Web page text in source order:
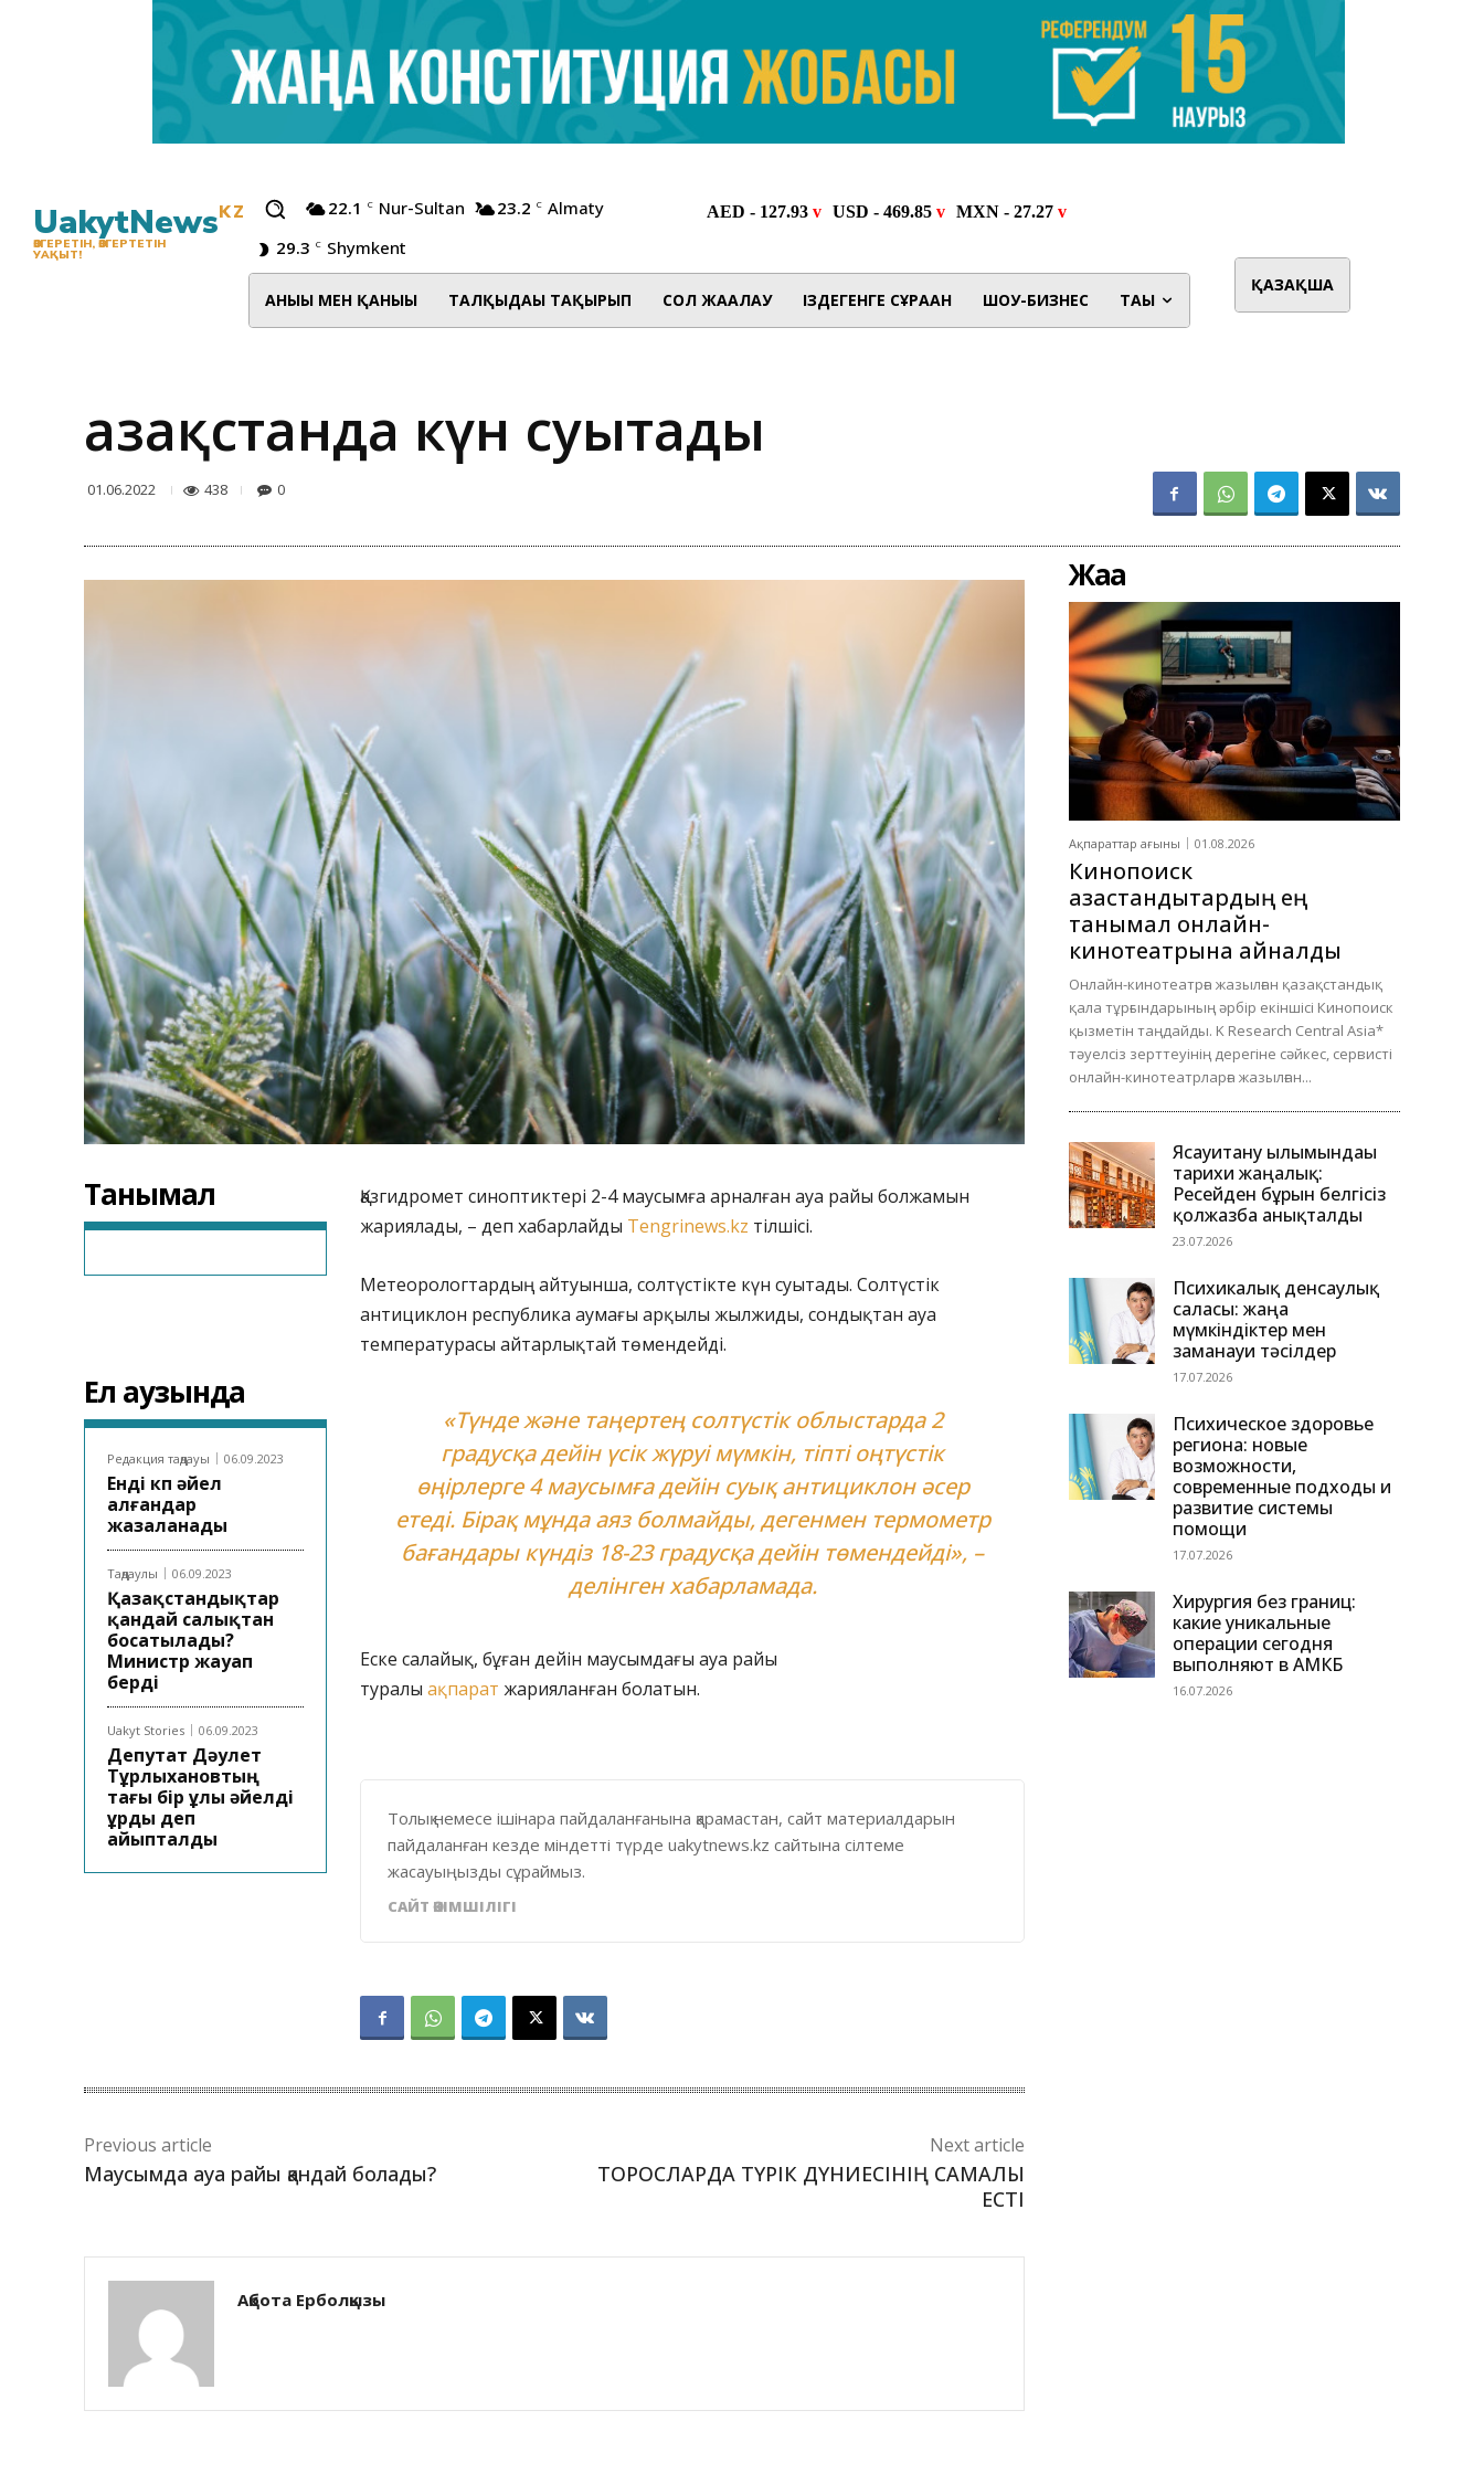
UakytNewsKZ
ӨЗГЕРЕТІН, ӨЗГЕРТЕТІН
УАҚЫТ!
22.1 C Nur-Sultan 23.2 C Almaty
29.3 C Shymkent
АНЫҒЫ МЕН ҚАНЫҒЫ ТАЛҚЫДАҒЫ ТАҚЫРЫП СОЛ ЖАҒАЛАУ ІЗДЕГЕНГЕ СҰРАҒАН ШОУ-БИЗНЕС ТАҒЫ
ҚАЗАҚША
Қазақстанда күн суытады
01.06.2022 438 0
Танымал
Ел аузында
Редакция таңдауы 06.09.2023
Енді көп әйел
алғандар
жазаланады
Таңдаулы 06.09.2023
Қазақстандықтар
қандай салықтан
босатылады?
Министр жауап
берді
Uakyt Stories 06.09.2023
Депутат Дәулет
Тұрлыхановтың
тағы бір ұлы әйелді
ұрды деп
айыпталды
Қазгидромет синоптиктері 2-4 маусымға арналған ауа райы болжамын
жариялады, – деп хабарлайды Tengrinews.kz тілшісі.
Метеорологтардың айтуынша, солтүстікте күн суытады. Солтүстік
антициклон республика аумағы арқылы жылжиды, сондықтан ауа
температурасы айтарлықтай төмендейді.
«Түнде және таңертең солтүстік облыстарда 2
градусқа дейін үсік жүруі мүмкін, тіпті оңтүстік
өңірлерге 4 маусымға дейін суық антициклон әсер
етеді. Бірақ мұнда аяз болмайды, дегенмен термометр
бағандары күндіз 18-23 градусқа дейін төмендейді», –
делінген хабарламада.
Еске салайық, бұған дейін маусымдағы ауа райы
туралы ақпарат жарияланған болатын.
Толық немесе ішінара пайдаланғанына қарамастан, сайт материалдарын
пайдаланған кезде міндетті түрде uakytnews.kz сайтына сілтеме
жасауыңызды сұраймыз.
САЙТ ӘКІМШІЛІГІ
Previous article
Маусымда ауа райы қандай болады?
Next article
ТОРОСЛАРДА ТҮРІК ДҮНИЕСІНІҢ САМАЛЫ
ЕСТІ
Ақбота Ерболқызы
Жаңа
Ақпараттар ағыны 01.08.2026
Кинопоиск
қазақстандықтардың ең
танымал онлайн-
кинотеатрына айналды
Онлайн-кинотеатрға жазылған қазақстандық
қала тұрғындарының әрбір екіншісі Кинопоиск
қызметін таңдайды. K Research Central Asia*
тәуелсіз зерттеуінің дерегіне сәйкес, сервисті
онлайн-кинотеатрларға жазылған...
Ясауитану ғылымындағы
тарихи жаңалық:
Ресейден бұрын белгісіз
қолжазба анықталды
23.07.2026
Психикалық денсаулық
саласы: жаңа
мүмкіндіктер мен
заманауи тәсілдер
17.07.2026
Психическое здоровье
региона: новые
возможности,
современные подходы и
развитие системы
помощи
17.07.2026
Хирургия без границ:
какие уникальные
операции сегодня
выполняют в АМКБ
16.07.2026